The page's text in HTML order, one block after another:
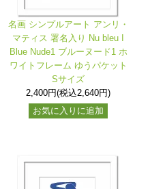
名画 シンプルアート アンリ・
マティス 署名入り Nu bleu I
Blue Nude1 ブルーヌード1 ホ
ワイトフレーム ゆうパケット
Sサイズ
2,400円(税込2,640円)
お気に入りに追加